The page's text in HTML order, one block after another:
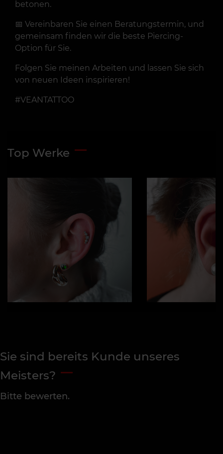
betonen.
📅 Vereinbaren Sie einen Beratungstermin, und
gemeinsam finden wir die beste Piercing-
Option für Sie.
Folgen Sie meinen Arbeiten und lassen Sie sich
von neuen Ideen inspirieren!
#VEANTATTOO
Top Werke
Sie sind bereits Kunde unseres
Meisters?
Bitte bewerten.